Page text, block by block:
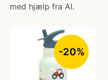
med hjælp fra AI.
-20%